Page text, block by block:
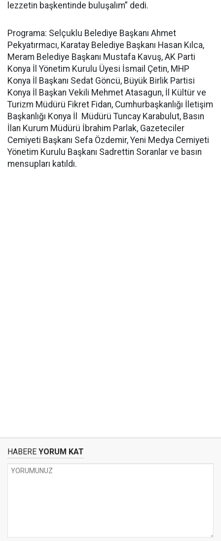
lezzetin başkentinde buluşalım” dedi.
Programa: Selçuklu Belediye Başkanı Ahmet
Pekyatırmacı, Karatay Belediye Başkanı Hasan Kılca,
Meram Belediye Başkanı Mustafa Kavuş, AK Parti
Konya İl Yönetim Kurulu Üyesi İsmail Çetin, MHP
Konya İl Başkanı Sedat Göncü, Büyük Birlik Partisi
Konya İl Başkan Vekili Mehmet Atasagun, İl Kültür ve
Turizm Müdürü Fikret Fidan, Cumhurbaşkanlığı İletişim
Başkanlığı Konya İl Müdürü Tuncay Karabulut, Basın
İlan Kurum Müdürü İbrahim Parlak, Gazeteciler
Cemiyeti Başkanı Sefa Özdemir, Yeni Medya Cemiyeti
Yönetim Kurulu Başkanı Sadrettin Soranlar ve basın
mensupları katıldı.
HABERE YORUM KAT